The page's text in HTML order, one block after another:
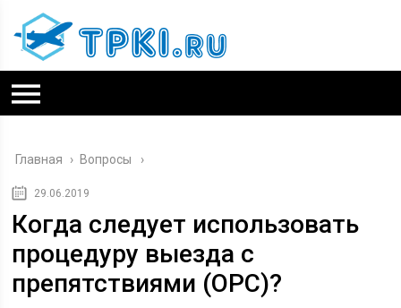
Главная › Вопросы
29.06.2019
Когда следует использовать
процедуру выезда с
препятствиями (ОРС)?